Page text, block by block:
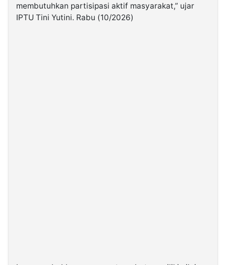
membutuhkan partisipasi aktif masyarakat,” ujar
IPTU Tini Yutini. Rabu (10/2026)